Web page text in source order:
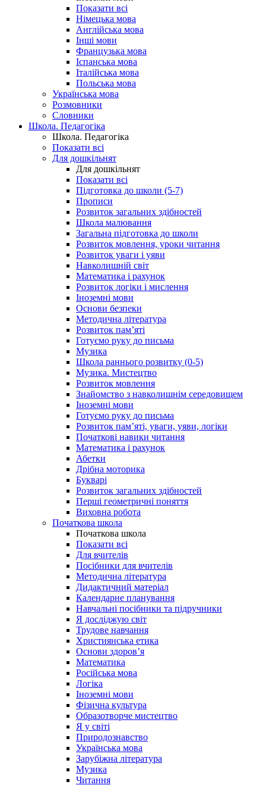
Показати всі
Німецька мова
Англійська мова
Інші мови
Французька мова
Іспанська мова
Італійська мова
Польська мова
Українська мова
Розмовники
Словники
Школа. Педагогіка
Школа. Педагогіка
Показати всі
Для дошкільнят
Для дошкільнят
Показати всі
Підготовка до школи (5-7)
Прописи
Розвиток загальних здібностей
Школа малювання
Загальна підготовка до школи
Розвиток мовлення, уроки читання
Розвиток уваги і уяви
Навколишній світ
Математика і рахунок
Розвиток логіки і мислення
Іноземні мови
Основи безпеки
Методична література
Розвиток пам’яті
Готуємо руку до письма
Музика
Школа раннього розвитку (0-5)
Музика. Мистецтво
Розвиток мовлення
Знайомство з навколишнім середовищем
Іноземні мови
Готуємо руку до письма
Розвиток пам’яті, уваги, уяви, логіки
Початкові навики читання
Математика і рахунок
Абетки
Дрібна моторика
Букварі
Розвиток загальних здібностей
Перші геометричні поняття
Виховна робота
Початкова школа
Початкова школа
Показати всі
Для вчителів
Посібники для вчителів
Методична література
Дидактичний матеріал
Календарне планування
Навчальні посібники та підручники
Я досліджую світ
Трудове навчання
Християнська етика
Основи здоров’я
Математика
Російська мова
Логіка
Іноземні мови
Фізична культура
Образотворче мистецтво
Я у світі
Природознавство
Українська мова
Зарубіжна література
Музика
Читання